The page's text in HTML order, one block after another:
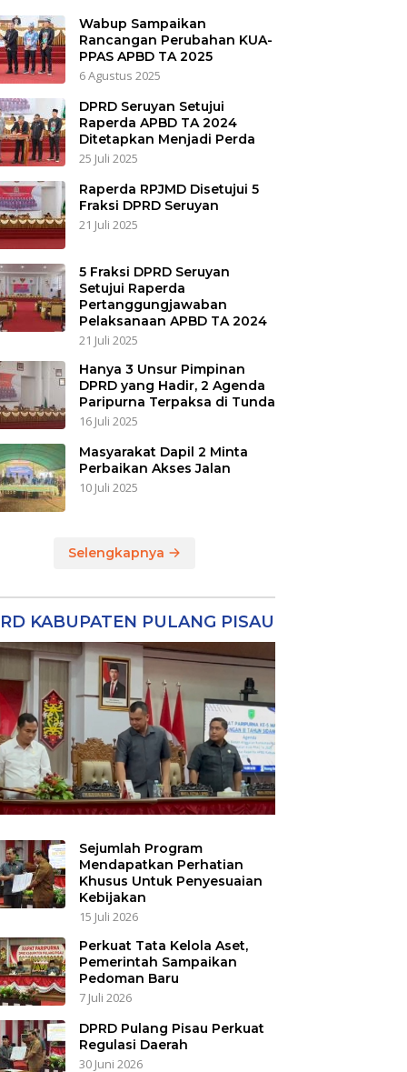
Wabup Sampaikan
Rancangan Perubahan KUA-
PPAS APBD TA 2025
6 Agustus 2025
DPRD Seruyan Setujui
Raperda APBD TA 2024
Ditetapkan Menjadi Perda
25 Juli 2025
Raperda RPJMD Disetujui 5
Fraksi DPRD Seruyan
21 Juli 2025
5 Fraksi DPRD Seruyan
Setujui Raperda
Pertanggungjawaban
Pelaksanaan APBD TA 2024
21 Juli 2025
Hanya 3 Unsur Pimpinan
DPRD yang Hadir, 2 Agenda
Paripurna Terpaksa di Tunda
16 Juli 2025
Masyarakat Dapil 2 Minta
Perbaikan Akses Jalan
10 Juli 2025
Selengkapnya
KABUPATEN PULANG PISAU
Sejumlah Program
Mendapatkan Perhatian
Khusus Untuk Penyesuaian
Kebijakan
15 Juli 2026
Perkuat Tata Kelola Aset,
Pemerintah Sampaikan
Pedoman Baru
7 Juli 2026
DPRD Pulang Pisau Perkuat
Regulasi Daerah
30 Juni 2026